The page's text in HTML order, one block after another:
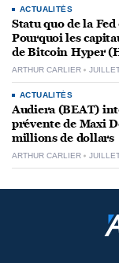
ACTUALITÉS
Statu quo de la
Pourquoi les
de Bitcoin Hyper
ARTHUR CARLIER
ACTUALITÉS
Audiera (BEAT)
prévente de Maxi
millions de dollars
ARTHUR CARLIER